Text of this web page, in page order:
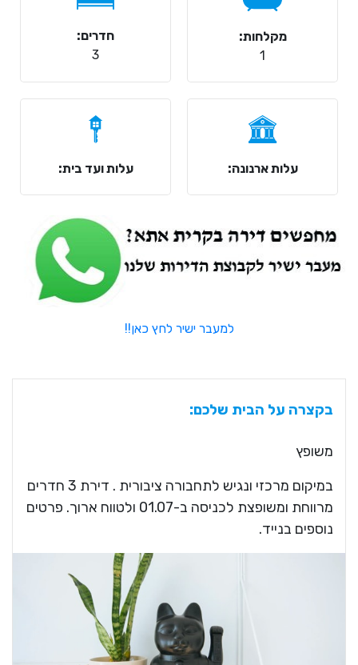
מקלחות:
1
חדרים:
3
עלות ארנונה: עלות ועד בית:
למעבר ישיר לחץ כאן!!
בקצרה על הבית שלכם:
משופץ
במיקום מרכזי ונגיש לתחבורה ציבורית . דירת 3 חדרים
מרווחת ומשופצת לכניסה ב-01.07 ולטווח ארוך. פרטים
נוספים בנייד.